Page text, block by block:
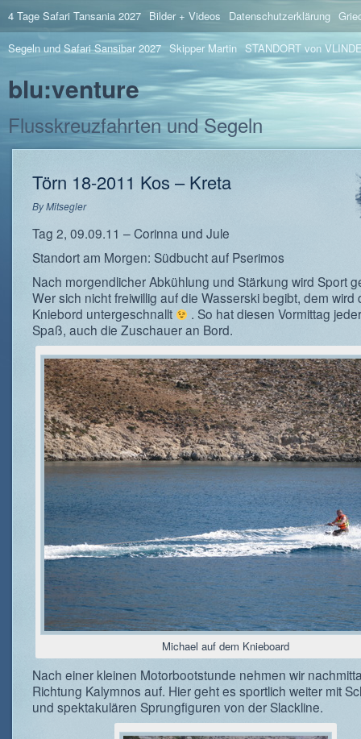
4 Tage Safari Tansania 2027 Bilder + Videos Datenschutzerklärung
Segeln und Safari Sansibar 2027 Skipper Martin STANDORT von
blu:venture
Flusskreuzfahrten und Segeln
Törn 18-2011 Kos – Kreta
ByMitsegler
Tag 2, 09.09.11 – Corinna und Jule
Standort am Morgen: Südbucht auf Pserimos
Nach morgendlicher Abkühlung und Stärkung wird Sport
Wer sich nicht freiwillig auf die Wasserski begibt, dem wird
Kniebord untergeschnallt
. So hat diesen Vormittag
Spaß, auch die Zuschauer an Bord.
Michael auf dem Knieboard
Nach einer kleinen Motorbootstunde nehmen wir
Richtung Kalymnos auf. Hier geht es sportlich weiter mit
und spektakulären Sprungfiguren von der Slackline.